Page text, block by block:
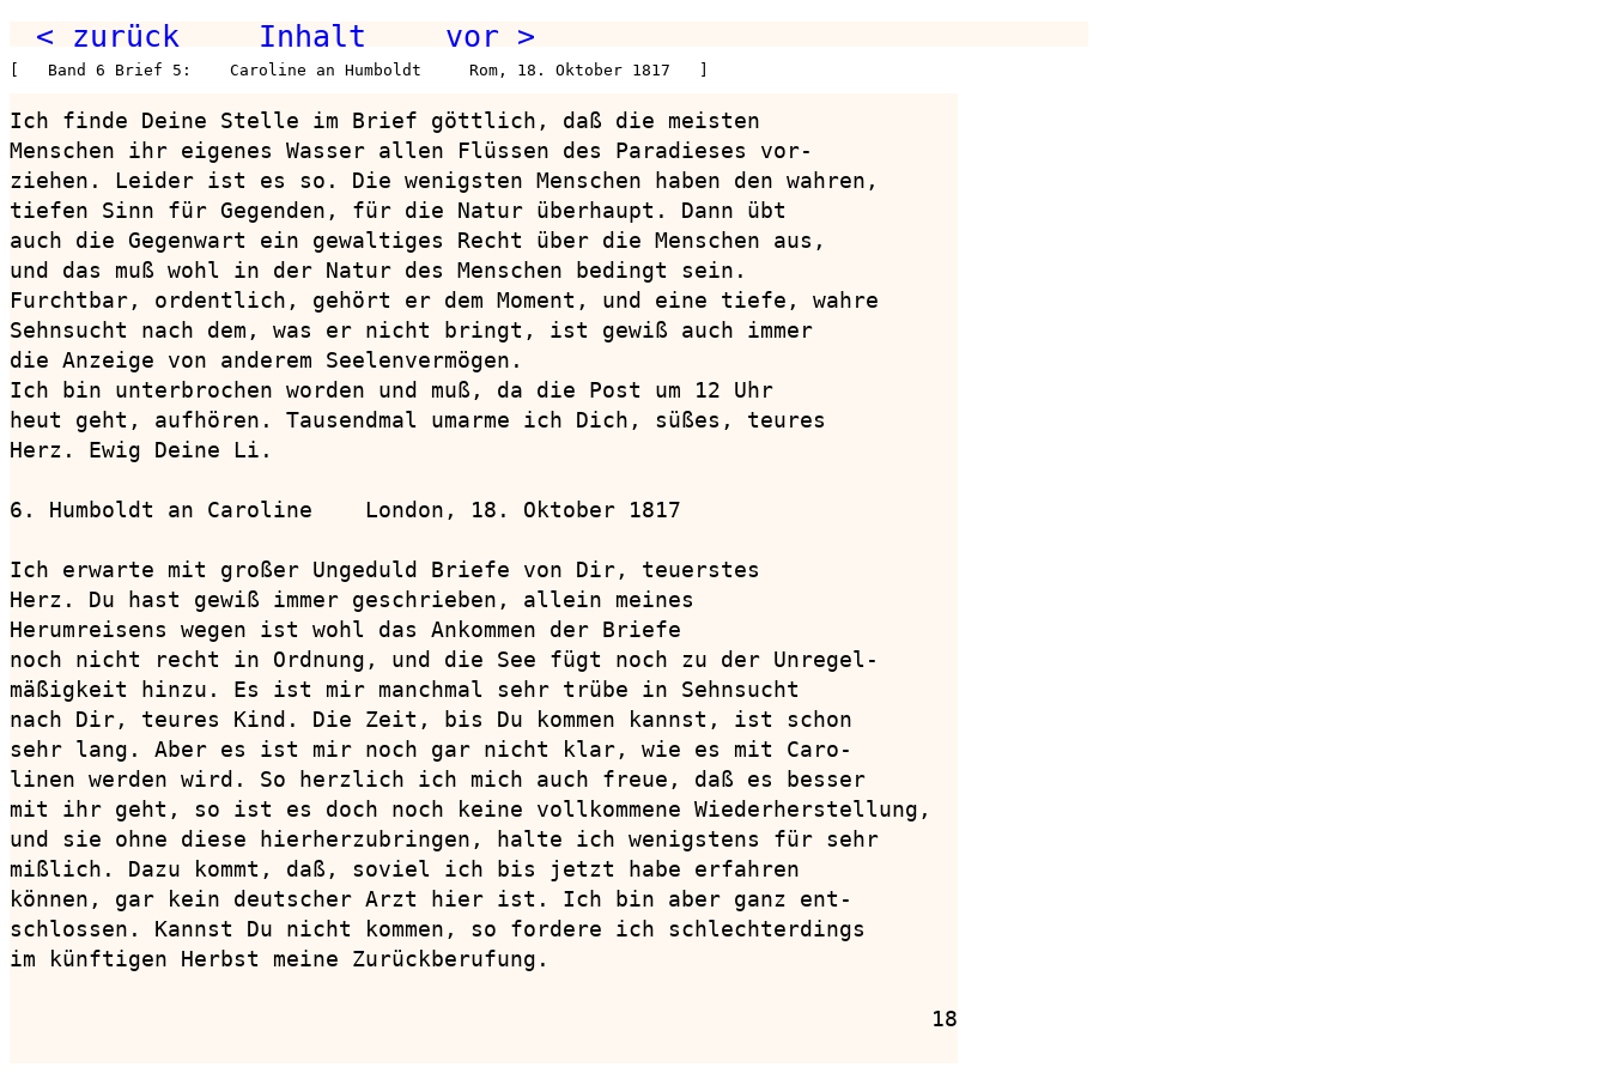
< zurück Inhalt vor >
[   Band 6 Brief 5:    Caroline an Humboldt     Rom, 18. Oktober 1817   ]
Ich finde Deine Stelle im Brief göttlich, daß die meisten
Menschen ihr eigenes Wasser allen Flüssen des Paradieses vor-
ziehen. Leider ist es so. Die wenigsten Menschen haben den wahren,
tiefen Sinn für Gegenden, für die Natur überhaupt. Dann übt
auch die Gegenwart ein gewaltiges Recht über die Menschen aus,
und das muß wohl in der Natur des Menschen bedingt sein.
Furchtbar, ordentlich, gehört er dem Moment, und eine tiefe, wahre
Sehnsucht nach dem, was er nicht bringt, ist gewiß auch immer
die Anzeige von anderem Seelenvermögen.
Ich bin unterbrochen worden und muß, da die Post um 12 Uhr
heut geht, aufhören. Tausendmal umarme ich Dich, süßes, teures
Herz. Ewig Deine Li.
6. Humboldt an Caroline    London, 18. Oktober 1817
Ich erwarte mit großer Ungeduld Briefe von Dir, teuerstes
Herz. Du hast gewiß immer geschrieben, allein meines
Herumreisens wegen ist wohl das Ankommen der Briefe
noch nicht recht in Ordnung, und die See fügt noch zu der Unregel-
mäßigkeit hinzu. Es ist mir manchmal sehr trübe in Sehnsucht
nach Dir, teures Kind. Die Zeit, bis Du kommen kannst, ist schon
sehr lang. Aber es ist mir noch gar nicht klar, wie es mit Caro-
linen werden wird. So herzlich ich mich auch freue, daß es besser
mit ihr geht, so ist es doch noch keine vollkommene Wiederherstellung,
und sie ohne diese hierherzubringen, halte ich wenigstens für sehr
mißlich. Dazu kommt, daß, soviel ich bis jetzt habe erfahren
können, gar kein deutscher Arzt hier ist. Ich bin aber ganz ent-
schlossen. Kannst Du nicht kommen, so fordere ich schlechterdings
im künftigen Herbst meine Zurückberufung.
                                                                      18